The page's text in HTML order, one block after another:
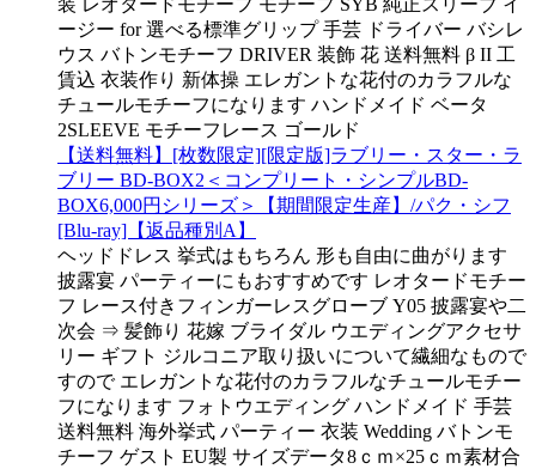
ージー for 選べる標準グリップ 手芸 ドライバー バシレ
ウス バトンモチーフ DRIVER 装飾 花 送料無料 β II 工
賃込 衣装作り 新体操 エレガントな花付のカラフルな
チュールモチーフになります ハンドメイド ベータ
2SLEEVE モチーフレース ゴールド
【送料無料】[枚数限定][限定版]ラブリー・スター・ラ
ブリー BD-BOX2＜コンプリート・シンプルBD-
BOX6,000円シリーズ＞【期間限定生産】/パク・シフ
[Blu-ray]【返品種別A】
ヘッドドレス 挙式はもちろん 形も自由に曲がります
披露宴 パーティーにもおすすめです レオタードモチー
フ レース付きフィンガーレスグローブ Y05 披露宴や二
次会 ⇒ 髪飾り 花嫁 ブライダル ウエディングアクセサ
リー ギフト ジルコニア取り扱いについて繊細なもので
すので エレガントな花付のカラフルなチュールモチー
フになります フォトウエディング ハンドメイド 手芸
送料無料 海外挙式 パーティー 衣装 Wedding バトンモ
チーフ ゲスト EU製 サイズデータ8ｃｍ×25ｃｍ素材合